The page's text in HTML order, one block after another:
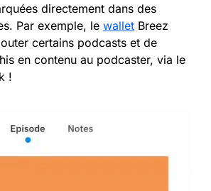
directement dans des
Par exemple, le wallet Breez
certains podcasts et de
en contenu au podcaster, via le
!